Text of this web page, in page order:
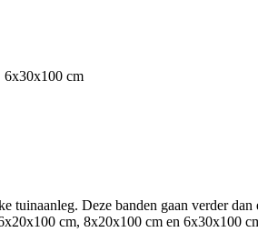
6x30x100 cm
Deze banden gaan verder
cm, 8x20x100 cm en 6x30x100